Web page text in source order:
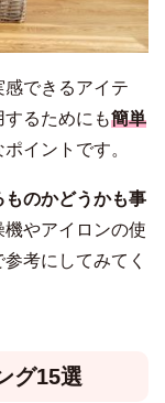
できるアイテ
るためにも簡単
イントです。
のかどうかも事
やアイロンの使
考にしてみてく
グ15選